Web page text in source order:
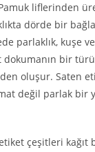
liflerinden
dörde bir
parlaklık, kuşe
dokumanın bir
oluşur. Saten
değil parlak bir
çeşitleri kağıt